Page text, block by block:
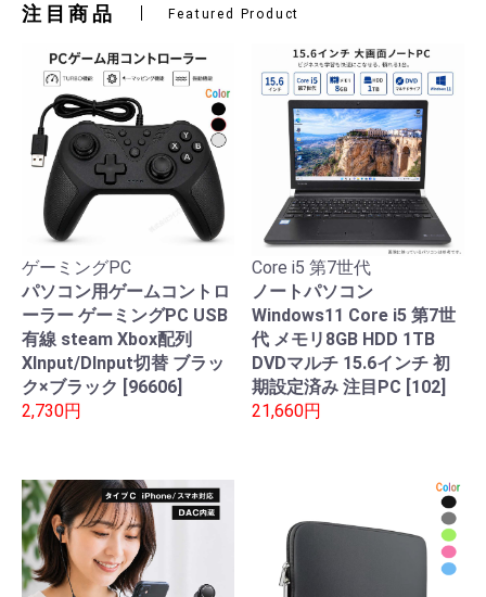
注目商品 Featured Product
ゲーミングPC
パソコン用ゲームコントロ
ーラー ゲーミングPC USB
有線 steam Xbox配列
XInput/DInput切替 ブラッ
ク×ブラック [96606]
2,730円
Core i5 第7世代
ノートパソコン
Windows11 Core i5 第7世
代 メモリ8GB HDD 1TB
DVDマルチ 15.6インチ 初
期設定済み 注目PC [102]
21,660円